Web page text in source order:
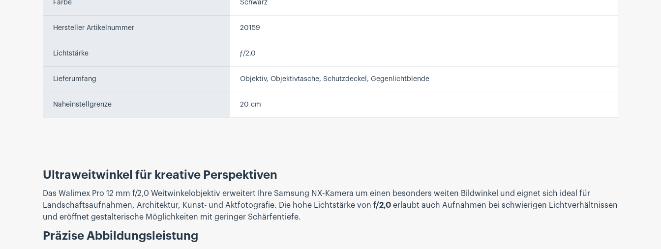
Farbe Schwarz
Hersteller Artikelnummer 20159
Lichtstärke ƒ/2,0
Lieferumfang Objektiv, Objektivtasche, Schutzdeckel, Gegenlichtblende
Naheinstellgrenze 20 cm
Ultraweitwinkel für kreative Perspektiven
Das Walimex Pro 12 mm f/2,0 Weitwinkelobjektiv erweitert Ihre Samsung NX-Kamera um einen besonders weiten Bildwinkel und eignet sich ideal für
Landschaftsaufnahmen, Architektur, Kunst- und Aktfotografie. Die hohe Lichtstärke von f/2,0 erlaubt auch Aufnahmen bei schwierigen Lichtverhältnissen
und eröffnet gestalterische Möglichkeiten mit geringer Schärfentiefe.
Präzise Abbildungsleistung